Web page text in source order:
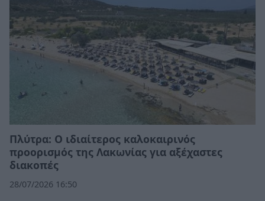
Πλύτρα: Ο ιδιαίτερος καλοκαιρινός
προορισμός της Λακωνίας για αξέχαστες
διακοπές
28/07/2026 16:50